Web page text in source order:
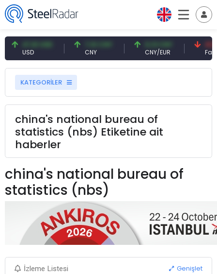
USD CNY CNY/EUR Faiz
KATEGORİLER
china's national bureau of
statistics (nbs) Etiketine ait
haberler
china's national bureau of
statistics (nbs)
İzleme Listesi Genişlet